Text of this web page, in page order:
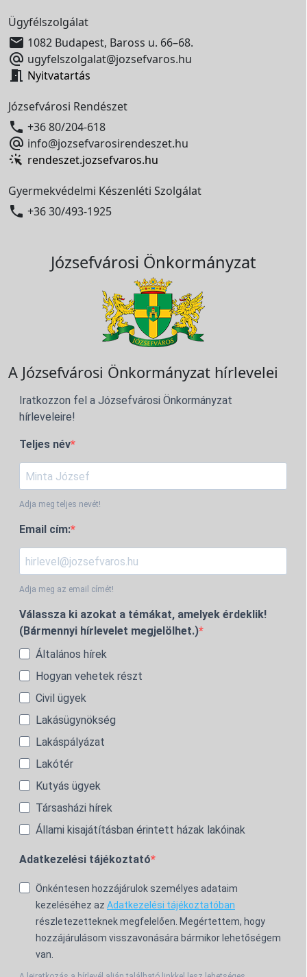
Ügyfélszolgálat
 1082 Budapest, Baross u. 66–68.
 ugyfelszolgalat@jozsefvaros.hu
 Nyitvatartás
Józsefvárosi Rendészet
 +36 80/204-618
 info@jozsefvarosirendeszet.hu
rendeszet.jozsefvaros.hu
Gyermekvédelmi Készenléti Szolgálat
 +36 30/493-1925
Józsefvárosi Önkormányzat
A Józsefvárosi Önkormányzat hírlevelei
Iratkozzon fel a Józsefvárosi Önkormányzat
hírleveleire!
Teljes név
Adja meg teljes nevét!
Email cím:
Adja meg az email címét!
Válassza ki azokat a témákat, amelyek érdeklik!
(Bármennyi hírlevelet megjelölhet.)
Általános hírek
Hogyan vehetek részt
Civil ügyek
Lakásügynökség
Lakáspályázat
Lakótér
Kutyás ügyek
Társasházi hírek
Állami kisajátításban érintett házak lakóinak
Adatkezelési tájékoztató
Önkéntesen hozzájárulok személyes adataim
kezeléséhez az Adatkezelési tájékoztatóban
részletezetteknek megfelelően. Megértettem, hogy
hozzájárulásom visszavonására bármikor lehetőségem
van.